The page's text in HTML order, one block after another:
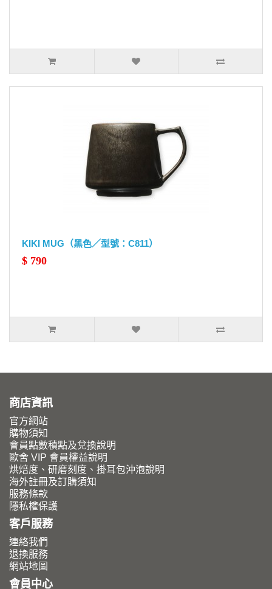
KIKI MUG（黑色／型號：C811）
$ 790
商店資訊
官方網站
購物須知
會員點數積點及兌換說明
歐舍 VIP 會員權益說明
烘焙度、研磨刻度、掛耳包沖泡說明
海外註冊及訂購須知
服務條款
隱私權保護
客戶服務
連絡我們
退換服務
網站地圖
會員中心